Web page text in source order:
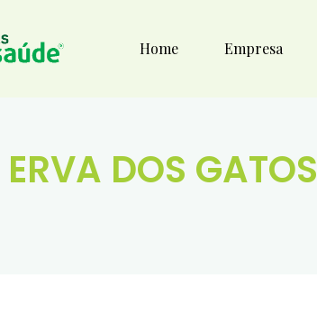
Home Empresa
ERVA DOS GATOS